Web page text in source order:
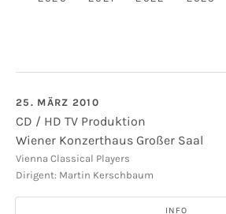
25. MÄRZ 2010
CD / HD TV Produktion
Wiener Konzerthaus Großer Saal
Wiener Konzerthaus Großer Saal
1030 Wiener Konzerthaus Großer Saal
Vienna Classical Players
Dirigent: Martin Kerschbaum
INFO